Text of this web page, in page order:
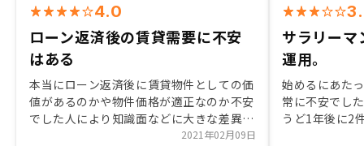
4.0
ローン返済後の賃貸需要に不安
はある
本当にローン返済後に賃貸物件としての価
値があるのかや物件価格が適正なのか不安
でした人により知識面などに大きな差異が
2021年02月09日
サラリーマ
運用。
始めるにあた
常に不安でし
うど1年後に2